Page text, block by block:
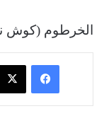
الخرطوم (كوش
فيسبوك